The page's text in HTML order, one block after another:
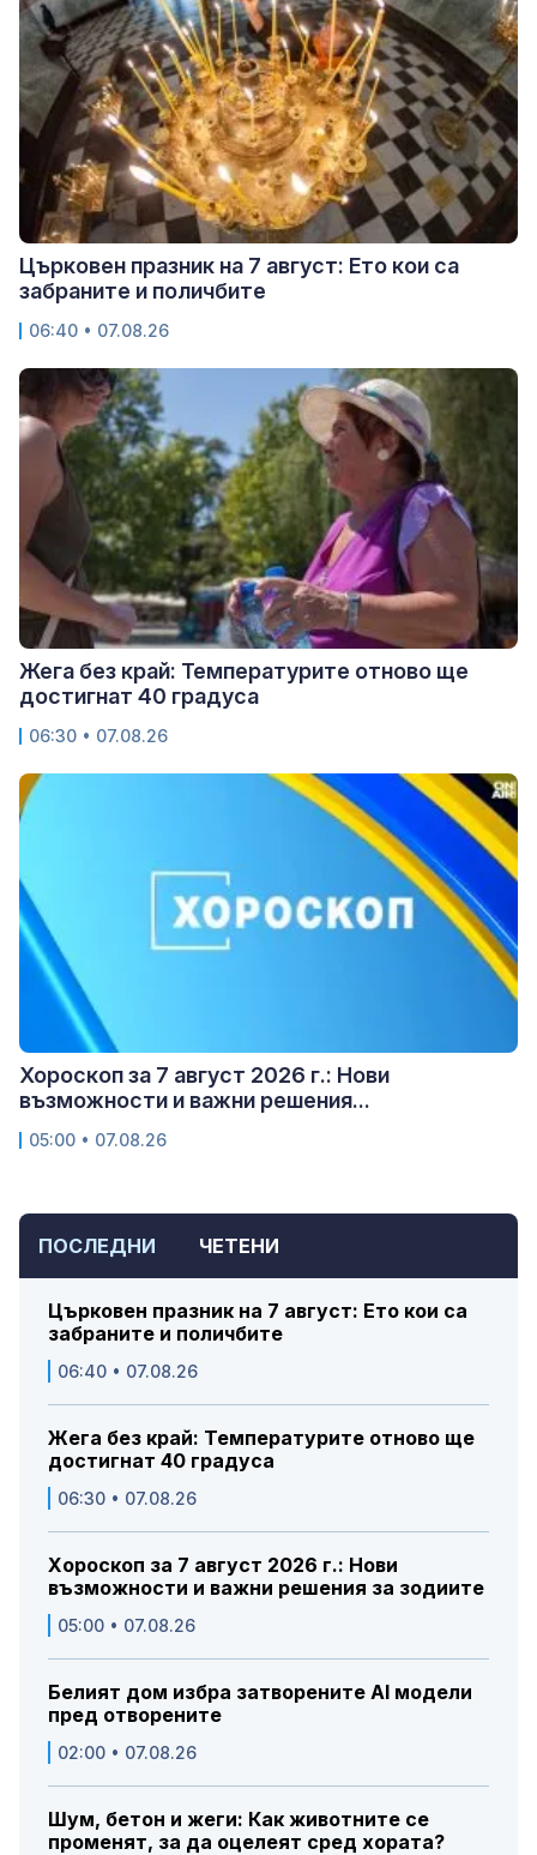
ПОСЛЕДНИ ЧЕТЕНИ
Църковен празник на 7 август: Ето кои са
забраните и поличбите
06:40 • 07.08.26
Жега без край: Температурите отново ще
достигнат 40 градуса
06:30 • 07.08.26
Хороскоп за 7 август 2026 г.: Нови
възможности и важни решения за зодиите
05:00 • 07.08.26
Белият дом избра затворените AI модели
пред отворените
02:00 • 07.08.26
Шум, бетон и жеги: Как животните се
променят, за да оцелеят сред хората?
Църковен празник на 7 август: Ето кои са
забраните и поличбите
06:40 • 07.08.26
Жега без край: Температурите отново ще
достигнат 40 градуса
06:30 • 07.08.26
Хороскоп за 7 август 2026 г.: Нови
възможности и важни решения...
05:00 • 07.08.26